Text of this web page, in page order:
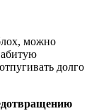
можно
долго